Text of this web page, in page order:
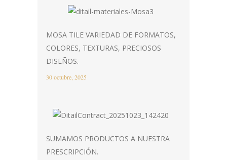
MOSA TILE VARIEDAD DE FORMATOS,
COLORES, TEXTURAS, PRECIOSOS
DISEÑOS.
30 octubre, 2025
SUMAMOS PRODUCTOS A NUESTRA
PRESCRIPCIÓN.